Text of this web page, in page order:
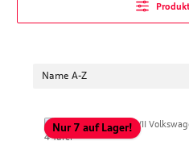
Nur 7 auf Lager!